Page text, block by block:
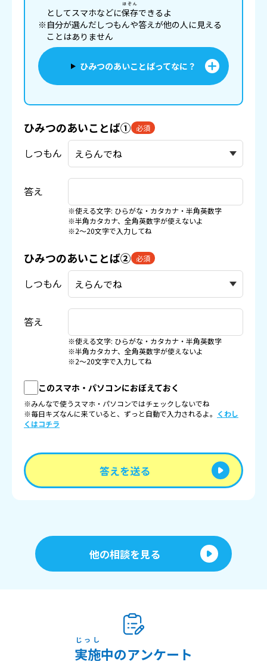
としてスマホなどに保存
ほぞん
できるよ
※自分が選んだしつもんや答えが他の人に見える
ことはありません
ひみつのあいことばってなに？
ひみつのあいことば① 必須
しつもん
答え
※使える文字: ひらがな・カタカナ・半角英数字
※半角カタカナ、全角英数字が使えないよ
※2〜20文字で入力してね
ひみつのあいことば② 必須
しつもん
答え
※使える文字: ひらがな・カタカナ・半角英数字
※半角カタカナ、全角英数字が使えないよ
※2〜20文字で入力してね
このスマホ・パソコンにおぼえておく
※みんなで使うスマホ・パソコンではチェックしないでね
※毎日キズなんに来ていると、ずっと自動で入力されるよ。 くわし
くはコチラ
答えを送る
他の相談を見る
実施
じっし
中のアンケート